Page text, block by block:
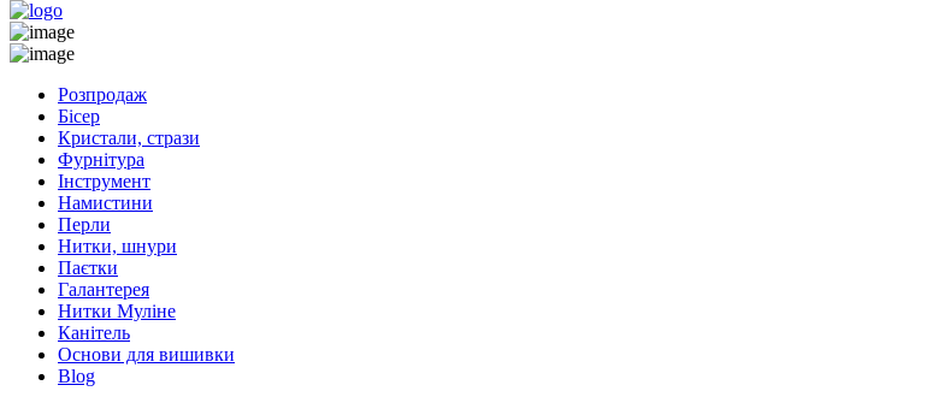
Розпродаж
Бісер
Кристали, стрази
Фурнітура
Інструмент
Намистини
Перли
Нитки, шнури
Паєтки
Галантерея
Нитки Муліне
Канітель
Основи для вишивки
Blog